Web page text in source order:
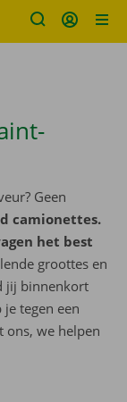
Geen
camionettes.
het best
groottes en
jij binnenkort
tegen een
ons, we helpen